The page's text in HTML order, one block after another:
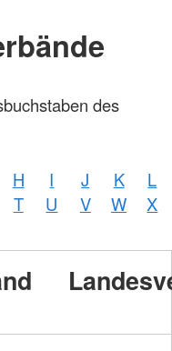
des
H I J K
L
T U V W
X
Foto:
Zelck /
GmbH